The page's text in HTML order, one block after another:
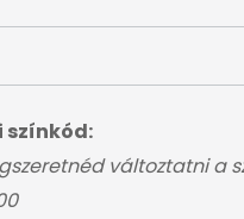
színkód:
változtatni a